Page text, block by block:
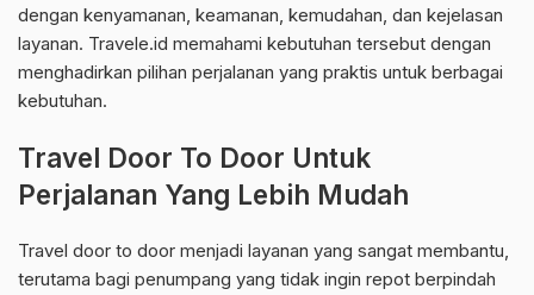
dengan kenyamanan, keamanan, kemudahan, dan kejelasan
layanan. Travele.id memahami kebutuhan tersebut dengan
menghadirkan pilihan perjalanan yang praktis untuk berbagai
kebutuhan.
Travel Door To Door Untuk
Perjalanan Yang Lebih Mudah
Travel door to door menjadi layanan yang sangat membantu,
terutama bagi penumpang yang tidak ingin repot berpindah